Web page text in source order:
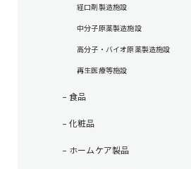
経口剤製造施設
中分子原薬製造施設
高分子・バイオ原薬製造施設
再生医療等施設
食品
化粧品
ホームケア製品